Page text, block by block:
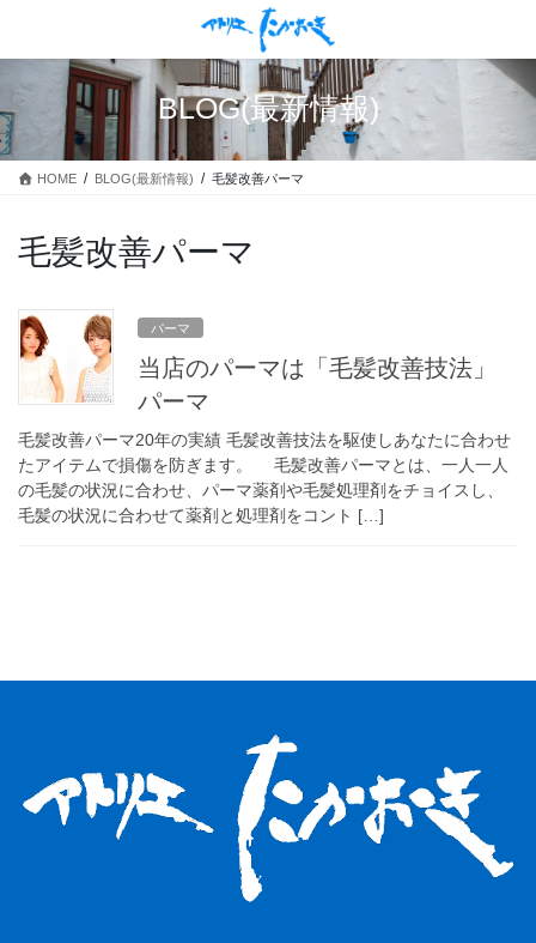
テ
ツ
に
移
ゲ
シ
ョ
ン
BLOG(最新情報)
HOME BLOG(最新情報) 毛髪改善パーマ
毛髪改善パーマ
パーマ
当店のパーマは「毛髪改善技法」
パーマ
毛髪改善パーマ20年の実績 毛髪改善技法を駆使しあなたに合わせ
たアイテムで損傷を防ぎます。 毛髪改善パーマとは、一人一人
の毛髪の状況に合わせ、パーマ薬剤や毛髪処理剤をチョイスし、
毛髪の状況に合わせて薬剤と処理剤をコント […]